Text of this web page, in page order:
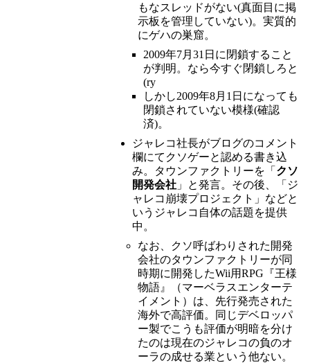
もなスレッドがない(真面目に掲
示板を管理していない)。実質的
にゲハの巣窟。
2009年7月31日に閉鎖すること
が判明。なら今すぐ閉鎖しろと
(ry
しかし2009年8月1日になっても
閉鎖されていない模様(確認
済)。
ジャレコ社長がブログのコメント
欄にてクソゲーと認める書き込
み。タウンファクトリーを「 クソ
開発会社 」と発言。その後、「ジ
ャレコ崩壊プロジェクト」などと
いうジャレコ自体の話題を提供
中。
なお、クソ呼ばわりされた開発
会社のタウンファクトリーが同
時期に開発したWii用RPG『王様
物語』（マーベラスエンターテ
イメント）は、先行発売された
海外で高評価。同じデベロッパ
ー製でこうも評価が明暗を分け
たのは現在のジャレコの負のオ
ーラの成せる業という他ない。